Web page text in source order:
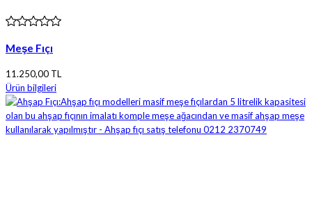
Meşe Fıçı
11.250,00 TL
Ürün bilgileri